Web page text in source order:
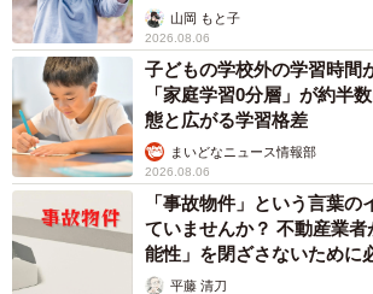
出し…山岡 もと子
2026.08.06
子どもの学校外の学習時間
「家庭学習0分層」が約半
態と広がる学習格差
まいどなニュース情報部
2026.08.06
「事故物件」という言葉
ていませんか？ 不動産業
能性」を閉ざさないために
平藤 清刀